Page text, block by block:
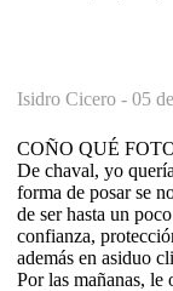
Isidro Cicero - 05
COÑO QUÉ
De chaval, yo
forma de posar se
de ser hasta un
confianza,
además en asiduo
Por las mañanas,